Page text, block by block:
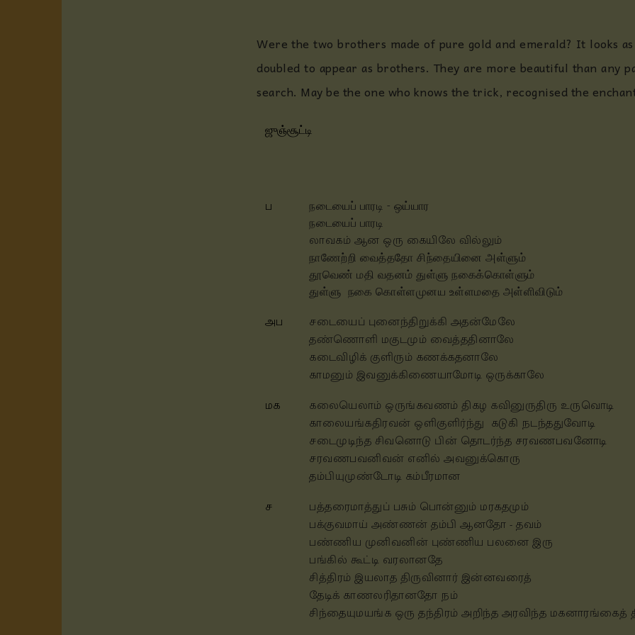
Were the two brothers made of pure gold and emerald? It looks
doubled to appear as brothers. They are more beautiful than any
search. May be the one who knows the trick, recognised the
ஜுஞ்சூட்டி
ப
நடையைப் பாரடி - ஒய்யார
நடையைப் பாரடி
லாவகம் ஆன ஒரு கையிலே வில்லும்
நாணேற்றி வைத்ததோ சிந்தையினை அள்ளும்
தூவெண் மதி வதனம் துள்ளு நகைக்கொள்ளும்
துள்ளு நகை கொள்ளமுனய உள்ளமதை அள்ளிவிடும்
அப
சடையைப் புனைந்திறுக்கி அதன்மேலே
தண்ணொளி மகுடமும் வைத்ததினாலே
கடைவிழிக் குளிரும் கணக்கதனாலே
காமனும் இவனுக்கிணையாமோடி ஒருக்காலே
மக
கலையெலாம் ஒருங்கவணம் திகழ கவினுருதிரு உருவொடி
காலையங்கதிரவன் ஒளிகுளிர்ந்து கடுகி நடந்ததுவோடி
சடைமுடிந்த சிவனொடு பின் தொடர்ந்த சரவணபவனோடி
சரவணபவனிவன் எனில் அவனுக்கொரு
தம்பியுமுண்டோடி கம்பீரமான
ச
பத்தரைமாத்துப் பசும் பொன்னும் மரகதமும்
பக்குவமாய் அண்ணன் தம்பி ஆனதோ - தவம்
பண்ணிய முனிவனின் புண்ணிய பலனை இரு
பங்கில் கூட்டி வரலானதே
சித்திரம் இயலாத திருவினார் இன்னவரைத்
தேடிக் காணலரிதானதோ நம்
சிந்தையுமயங்க ஒரு தந்திரம் அறிந்த அரவிந்த